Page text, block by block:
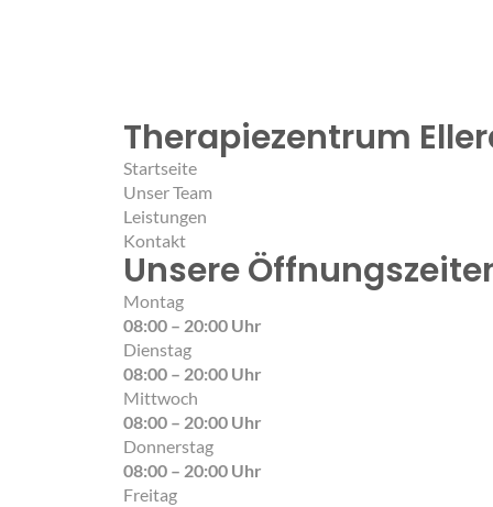
Therapiezentrum
Startseite
Unser Team
Leistungen
Kontakt
Unsere
Montag
08:00 – 20:00 Uhr
Dienstag
08:00 – 20:00 Uhr
Mittwoch
08:00 – 20:00 Uhr
Donnerstag
08:00 – 20:00 Uhr
Freitag